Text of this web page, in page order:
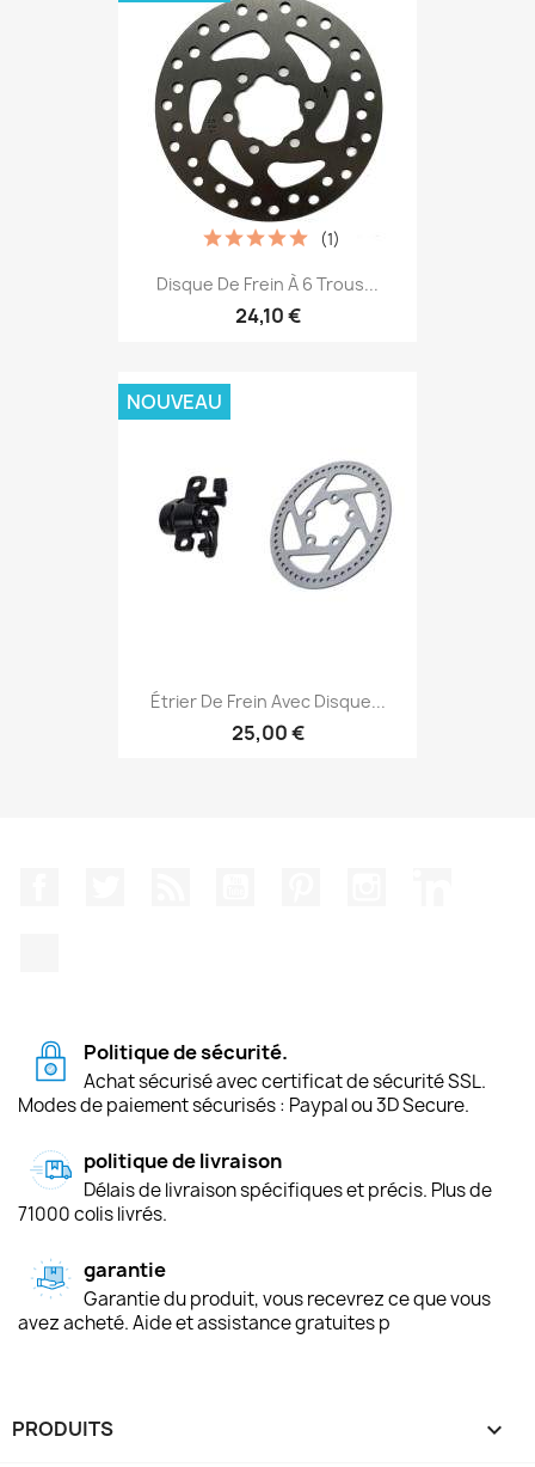
Disque De Frein À 6 Trous...
24,10 €
(1)
Étrier De Frein Avec Disque...
25,00 €
NOUVEAU
Politique de sécurité.
Achat sécurisé avec certificat de sécurité SSL.
Modes de paiement sécurisés : Paypal ou 3D Secure.
politique de livraison
Délais de livraison spécifiques et précis. Plus de
71000 colis livrés.
garantie
Garantie du produit, vous recevrez ce que vous
avez acheté. Aide et assistance gratuites p
PRODUITS 